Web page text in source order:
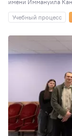
имени Иммануила
Учебный процесс